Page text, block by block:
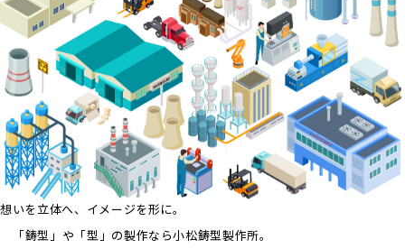
想いを立体へ、イメージを形に。
「鋳型」や「型」の製作なら小松鋳型製作所。